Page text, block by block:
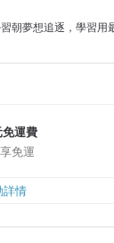
朝夢想追逐，學習用
運費
免運
詳情